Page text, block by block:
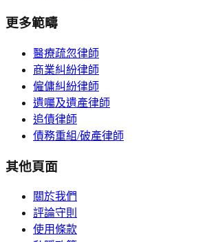
更多範疇
醫療疏忽律師
商業糾紛律師
僱傭糾紛律師
遺囑及遺產律師
追債律師
債務重組/破產律師
其他頁面
關於我們
評論守則
使用條款